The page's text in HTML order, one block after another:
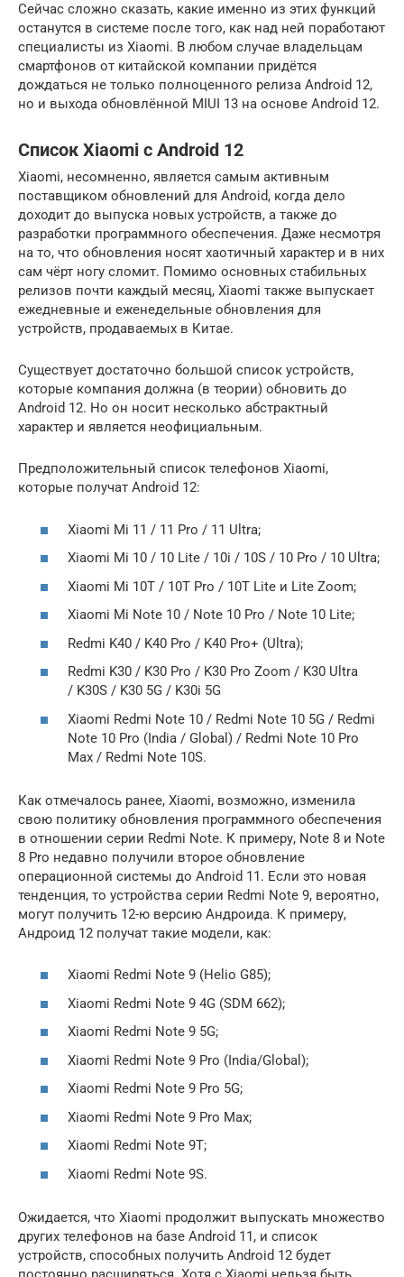
Сейчас сложно сказать, какие именно из этих функций
останутся в системе после того, как над ней поработают
специалисты из Xiaomi. В любом случае владельцам
смартфонов от китайской компании придётся
дождаться не только полноценного релиза Android 12,
но и выхода обновлённой MIUI 13 на основе Android 12.
Список Xiaomi с Android 12
Xiaomi, несомненно, является самым активным
поставщиком обновлений для Android, когда дело
доходит до выпуска новых устройств, а также до
разработки программного обеспечения. Даже несмотря
на то, что обновления носят хаотичный характер и в них
сам чёрт ногу сломит. Помимо основных стабильных
релизов почти каждый месяц, Xiaomi также выпускает
ежедневные и еженедельные обновления для
устройств, продаваемых в Китае.
Существует достаточно большой список устройств,
которые компания должна (в теории) обновить до
Android 12. Но он носит несколько абстрактный
характер и является неофициальным.
Предположительный список телефонов Xiaomi,
которые получат Android 12:
Xiaomi Mi 11 / 11 Pro / 11 Ultra;
Xiaomi Mi 10 / 10 Lite / 10i / 10S / 10 Pro / 10 Ultra;
Xiaomi Mi 10T / 10T Pro / 10T Lite и Lite Zoom;
Xiaomi Mi Note 10 / Note 10 Pro / Note 10 Lite;
Redmi K40 / K40 Pro / K40 Pro+ (Ultra);
Redmi K30 / K30 Pro / K30 Pro Zoom / K30 Ultra
/ K30S / K30 5G / K30i 5G
Xiaomi Redmi Note 10 / Redmi Note 10 5G / Redmi
Note 10 Pro (India / Global) / Redmi Note 10 Pro
Max / Redmi Note 10S.
Как отмечалось ранее, Xiaomi, возможно, изменила
свою политику обновления программного обеспечения
в отношении серии Redmi Note. К примеру, Note 8 и Note
8 Pro недавно получили второе обновление
операционной системы до Android 11. Если это новая
тенденция, то устройства серии Redmi Note 9, вероятно,
могут получить 12-ю версию Андроида. К примеру,
Андроид 12 получат такие модели, как:
Xiaomi Redmi Note 9 (Helio G85);
Xiaomi Redmi Note 9 4G (SDM 662);
Xiaomi Redmi Note 9 5G;
Xiaomi Redmi Note 9 Pro (India/Global);
Xiaomi Redmi Note 9 Pro 5G;
Xiaomi Redmi Note 9 Pro Max;
Xiaomi Redmi Note 9T;
Xiaomi Redmi Note 9S.
Ожидается, что Xiaomi продолжит выпускать множество
других телефонов на базе Android 11, и список
устройств, способных получить Android 12 будет